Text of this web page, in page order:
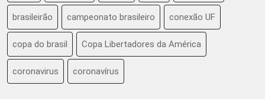
brasileirão campeonato brasileiro conexão UF
copa do brasil Copa Libertadores da América
coronavirus coronavírus